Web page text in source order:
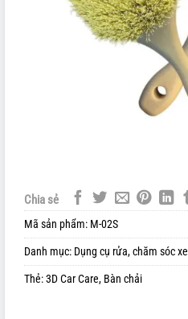
Chia sẻ
Mã sản phẩm: M-02S
Danh mục: Dụng cụ rửa, chăm sóc xe
Thẻ:3D Car Care, Bàn chải